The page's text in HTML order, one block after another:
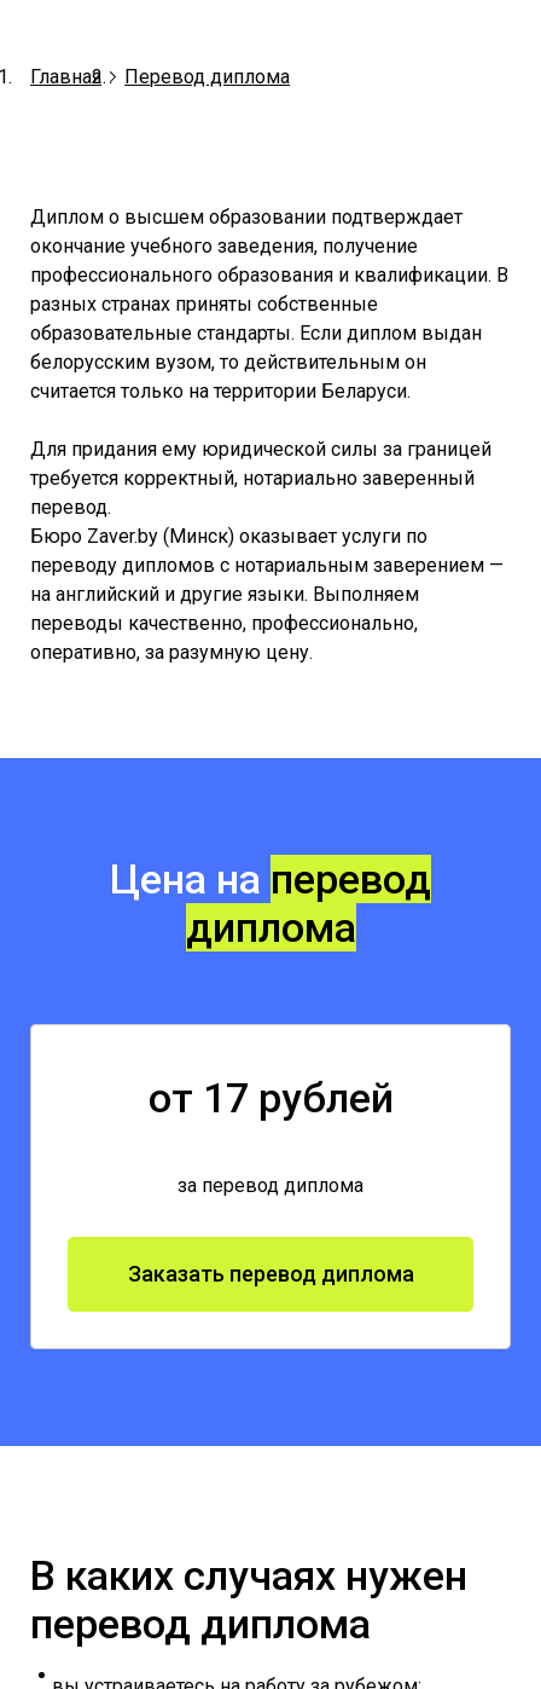
Главная Перевод диплома
Диплом о высшем образовании подтверждает
окончание учебного заведения, получение
профессионального образования и квалификации. В
разных странах приняты собственные
образовательные стандарты. Если диплом выдан
белорусским вузом, то действительным он
считается только на территории Беларуси.
Для придания ему юридической силы за границей
требуется корректный, нотариально заверенный
перевод.
Бюро Zaver.by (Минск) оказывает услуги по
переводу дипломов с нотариальным заверением —
на английский и другие языки. Выполняем
переводы качественно, профессионально,
оперативно, за разумную цену.
Цена на перевод
диплома
от 17 рублей
за перевод диплома
Заказать перевод диплома
В каких случаях нужен
перевод диплома